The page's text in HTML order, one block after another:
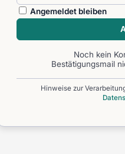
Angemeldet bleiben
Noch kein
Bestätigungsmail
Hinweise zur